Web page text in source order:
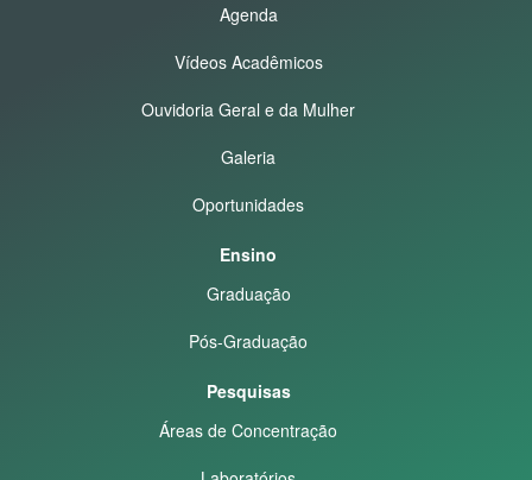
Agenda
Vídeos Acadêmicos
Ouvidoria Geral e da Mulher
Galeria
Oportunidades
Ensino
Graduação
Pós-Graduação
Pesquisas
Áreas de Concentração